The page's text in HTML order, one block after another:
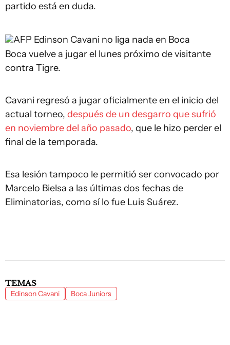
partido está en duda.
AFP Edinson Cavani no liga nada en Boca
Boca vuelve a jugar el lunes próximo de visitante
contra Tigre.
Cavani regresó a jugar oficialmente en el inicio del
actual torneo, después de un desgarro que sufrió
en noviembre del año pasado, que le hizo perder el
final de la temporada.
Esa lesión tampoco le permitió ser convocado por
Marcelo Bielsa a las últimas dos fechas de
Eliminatorias, como sí lo fue Luis Suárez.
TEMAS
Edinson Cavani Boca Juniors